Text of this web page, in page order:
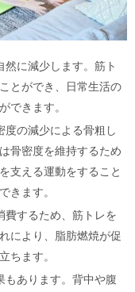
に減少します。筋ト
とができ、日常生活の
できます。
度の減少による骨粗し
骨密度を維持するため
支える運動をすること
きます。
費するため、筋トレを
により、脂肪燃焼が促
ちます。
もあります。背中や腹